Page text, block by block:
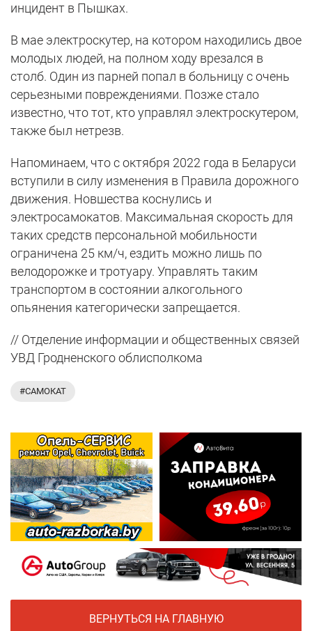
инцидент в Пышках.
В мае электроскутер, на котором находились двое
молодых людей, на полном ходу врезался в
столб. Один из парней попал в больницу с очень
серьезными повреждениями. Позже стало
известно, что тот, кто управлял электроскутером,
также был нетрезв.
Напоминаем, что с октября 2022 года в Беларуси
вступили в силу изменения в Правила дорожного
движения. Новшества коснулись и
электросамокатов. Максимальная скорость для
таких средств персональной мобильности
ограничена 25 км/ч, ездить можно лишь по
велодорожке и тротуару. Управлять таким
транспортом в состоянии алкогольного
опьянения категорически запрещается.
// Отделение информации и общественных связей
УВД Гродненского облисполкома
#САМОКАТ
ВЕРНУТЬСЯ НА ГЛАВНУЮ